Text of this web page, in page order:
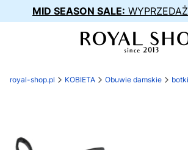
MID SEASON SALE:
royal-shop.pl KOBIETA Obuwie damskie botki